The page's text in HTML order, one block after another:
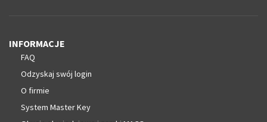
INFORMACJE
FAQ
Odzyskaj swój login
O firmie
System Master Key